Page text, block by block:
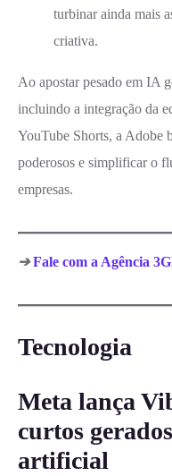
turbinar ainda mais
criativa.
Ao apostar pesado em IA
incluindo a integração da
YouTube Shorts, a Adobe
poderosos e simplificar o
empresas.
➔Fale com a Agência
Tecnologia
Meta lança
curtos
artificial